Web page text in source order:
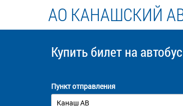
АО КАНАШСКИЙ
Купить билет на автобус
Пункт отправления